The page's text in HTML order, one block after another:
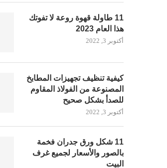
11 طاولة قهوة روعة لا تفوتك
هذا العام 2023
أكتوبر 3, 2022
كيفية تنظيف تجهيزات المطابخ
المصنوعة من الفولاذ المقاوم
للصدأ بشكل صحيح
أكتوبر 3, 2022
11 شكل ورق جدران فخمة
بالصور والأسعار لجميع غرف
البيت